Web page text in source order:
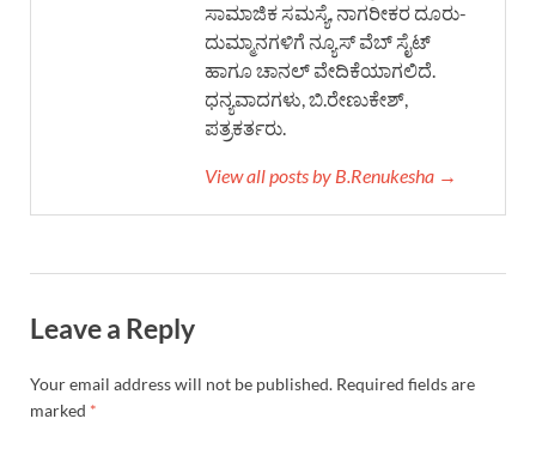
ಸಾಮಾಜಿಕ ಸಮಸ್ಯೆ, ನಾಗರೀಕರ ದೂರು-
ದುಮ್ಮಾನಗಳಿಗೆ ನ್ಯೂಸ್ ವೆಬ್ ಸೈಟ್
ಹಾಗೂ ಚಾನಲ್ ವೇದಿಕೆಯಾಗಲಿದೆ.
ಧನ್ಯವಾದಗಳು, ಬಿ.ರೇಣುಕೇಶ್,
ಪತ್ರಕರ್ತರು.
View all posts by B.Renukesha →
Leave a Reply
Your email address will not be published. Required fields are
marked *